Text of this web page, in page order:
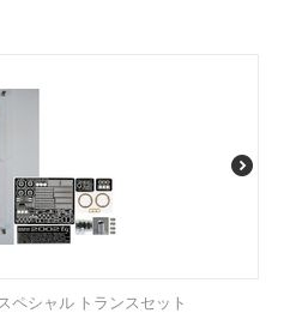
ペシャル トランスセット